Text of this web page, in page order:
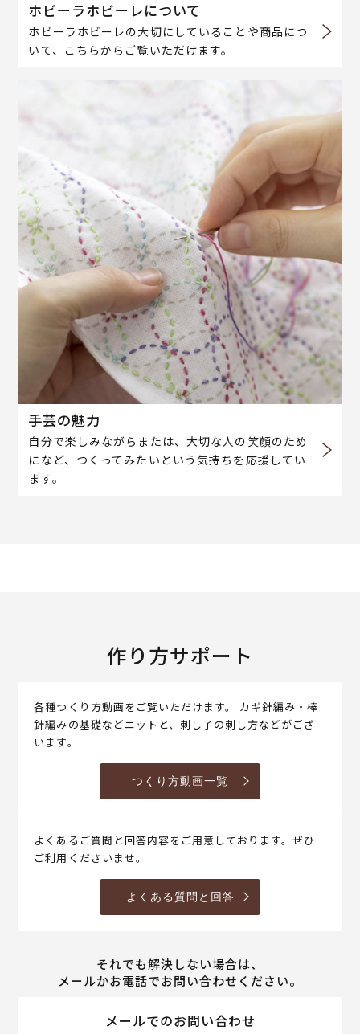
ホビーラホビーレについて
ホビーラホビーレの大切にしていることや商品につ
いて、こちらからご覧いただけます。
手芸の魅力
自分で楽しみながらまたは、大切な人の笑顔のため
になど、つくってみたいという気持ちを応援してい
ます。
作り方サポート
各種つくり方動画をご覧いただけます。 カギ針編み・棒
針編みの基礎などニットと、刺し子の刺し方などがござ
います。
つくり方動画一覧
よくあるご質問と回答内容をご用意しております。ぜひ
ご利用くださいませ。
よくある質問と回答
それでも解決しない場合は、
メールかお電話でお問い合わせください。
メールでのお問い合わせ